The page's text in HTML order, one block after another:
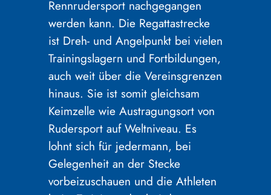
Rennrudersport nachgegangen
werden kann. Die Regattastrecke
ist Dreh- und Angelpunkt bei vielen
Trainingslagern und Fortbildungen,
auch weit über die Vereinsgrenzen
hinaus. Sie ist somit gleichsam
Keimzelle wie Austragungsort von
Rudersport auf Weltniveau. Es
lohnt sich für jedermann, bei
Gelegenheit an der Stecke
vorbeizuschauen und die Athleten